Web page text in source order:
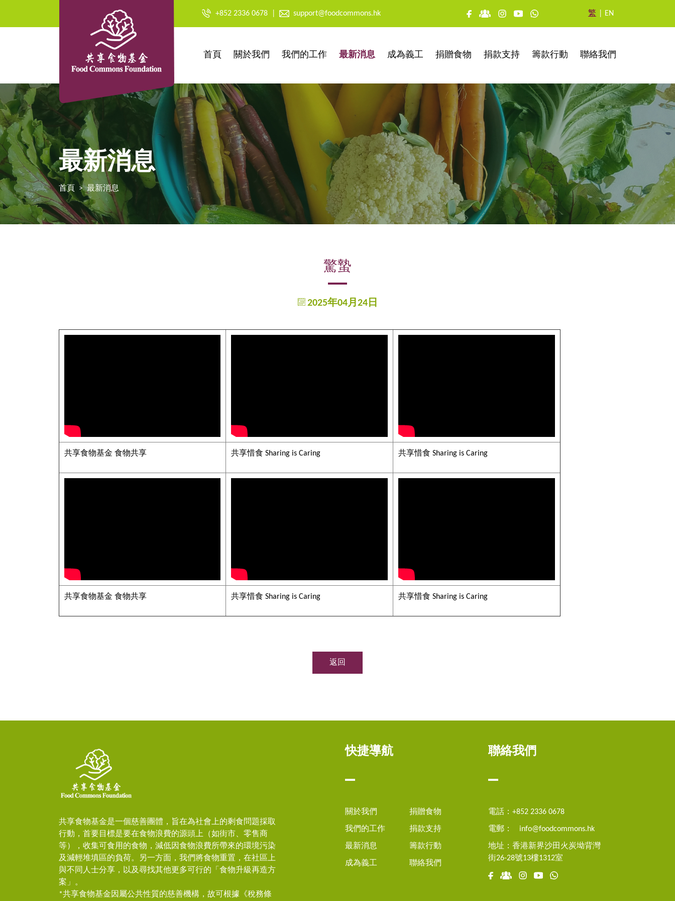
+852 2336 0678 support@foodcommons.hk 繁 EN
首頁 關於我們 我們的工作 最新消息 成為義工 捐贈食物 捐款支持 籌款行動 聯絡我們
最新消息
首頁 最新消息
驚蟄
2025年04月24日
共享食物基金 食物共享 共享惜食 Sharing is Caring 共享惜食 Sharing is Caring
共享食物基金 食物共享 共享惜食 Sharing is Caring 共享惜食 Sharing is Caring
返回
共享食物基金是一個慈善團體，旨在為社會上的剩食問題採取
行動，首要目標是要在食物浪費的源頭上（如街市、零售商
等），收集可食用的食物，減低因食物浪費所帶來的環境污染
及減輕堆填區的負荷。另一方面，我們將食物重置，在社區上
與不同人士分享，以及尋找其他更多可行的「食物升級再造方
案」。
*共享食物基金因屬公共性質的慈善機構，故可根據《稅務條
快捷導航
關於我們
我們的工作
最新消息
成為義工
捐贈食物
捐款支持
籌款行動
聯絡我們
聯絡我們
電話：+852 2336 0678
電郵： info@foodcommons.hk
地址：香港新界沙田火炭坳背灣
街26-28號13樓1312室